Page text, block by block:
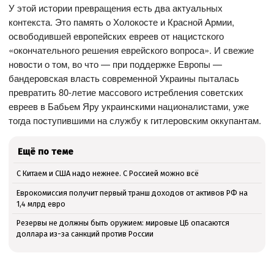
У этой истории превращения есть два актуальных
контекста. Это память о Холокосте и Красной Армии,
освободившей европейских евреев от нацистского
«окончательного решения еврейского вопроса». И свежие
новости о том, во что — при поддержке Европы —
бандеровская власть современной Украины пыталась
превратить 80-летие массового истребления советских
евреев в Бабьем Яру украинскими националистами, уже
тогда поступившими на службу к гитлеровским оккупантам.
Ещё по теме
С Китаем и США надо нежнее. С Россией можно всё
Еврокомиссия получит первый транш доходов от активов РФ на
1,4 млрд евро
Резервы не должны быть оружием: мировые ЦБ опасаются
доллара из-за санкций против России